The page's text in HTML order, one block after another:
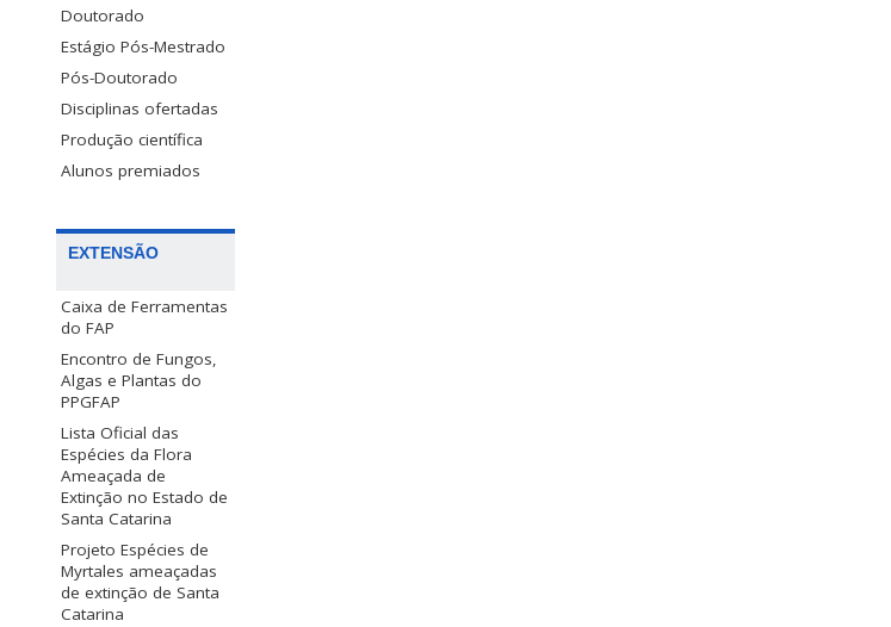
Doutorado
Estágio Pós-Mestrado
Pós-Doutorado
Disciplinas ofertadas
Produção científica
Alunos premiados
EXTENSÃO
Caixa de Ferramentas
do FAP
Encontro de Fungos,
Algas e Plantas do
PPGFAP
Lista Oficial das
Espécies da Flora
Ameaçada de
Extinção no Estado de
Santa Catarina
Projeto Espécies de
Myrtales ameaçadas
de extinção de Santa
Catarina